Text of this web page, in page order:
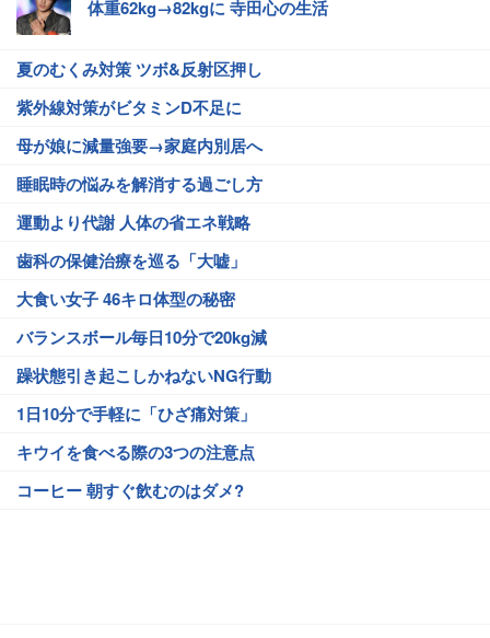
体重62kg→82kgに 寺田心の生活
夏のむくみ対策 ツボ&反射区押し
紫外線対策がビタミンD不足に
母が娘に減量強要→家庭内別居へ
睡眠時の悩みを解消する過ごし方
運動より代謝 人体の省エネ戦略
歯科の保健治療を巡る「大嘘」
大食い女子 46キロ体型の秘密
バランスボール毎日10分で20kg減
躁状態引き起こしかねないNG行動
1日10分で手軽に「ひざ痛対策」
キウイを食べる際の3つの注意点
コーヒー 朝すぐ飲むのはダメ?